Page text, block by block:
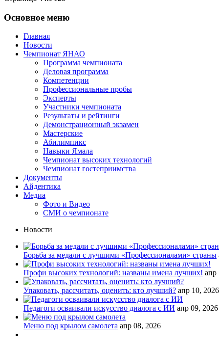
Основное меню
Главная
Новости
Чемпионат ЯНАО
Программа чемпионата
Деловая программа
Компетенции
Профессиональные пробы
Эксперты
Участники чемпионата
Результаты и рейтинги
Демонстрационный экзамен
Мастерские
Абилимпикс
Навыки Ямала
Чемпионат высоких технологий
Чемпионат гостеприимства
Документы
Айдентика
Медиа
Фото и Видео
СМИ о чемпионате
Новости
Борьба за медали с лучшими «Профессионалами» страны
Профи высоких технологий: названы имена лучших! апр
Упаковать, рассчитать, оценить: кто лучший? апр 10, 2026
Педагоги осваивали искусство диалога с ИИ апр 09, 2026
Меню под крылом самолета апр 08, 2026